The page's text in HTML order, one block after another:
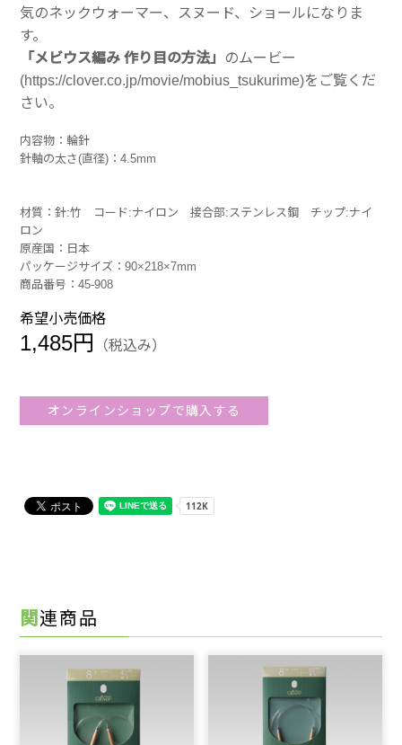
気のネックウォーマー、スヌード、ショールになりま
す。
「メビウス編み 作り目の方法」 のムービー
(https://clover.co.jp/movie/mobius_tsukurime)をご覧くだ
さい。
内容物：輪針
針軸の太さ(直径)：4.5mm
材質：針:竹 コード:ナイロン 接合部:ステンレス鋼 チップ:ナイ
ロン
原産国：日本
パッケージサイズ：90×218×7mm
商品番号：45-908
希望小売価格
1,485円 （税込み）
オンラインショップで購入する
関連商品